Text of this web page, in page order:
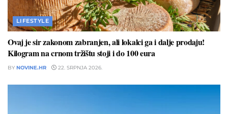
LIFESTYLE
Ovaj je sir zakonom zabranjen, ali lokalci ga i dalje prodaju!
Kilogram na crnom tržištu stoji i do 100 eura
BY NOVINE.HR 22. SRPNJA 2026.